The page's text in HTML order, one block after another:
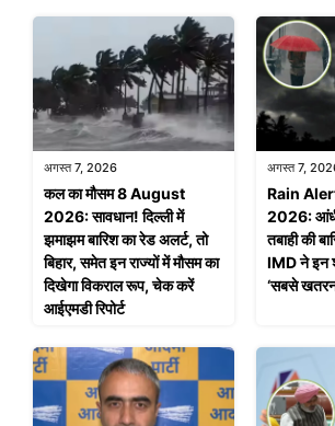
अगस्त 7, 2026
कल का मौसम 8 August
2026: सावधान! दिल्ली में
झमाझम बारिश का रेड अलर्ट, तो
बिहार, समेत इन राज्यों में मौसम का
दिखेगा विकराल रूप, चेक करें
आईएमडी रिपोर्ट
अगस्त 7,
Rain
2026:
तबाही की
IMD ने इन
‘सबसे